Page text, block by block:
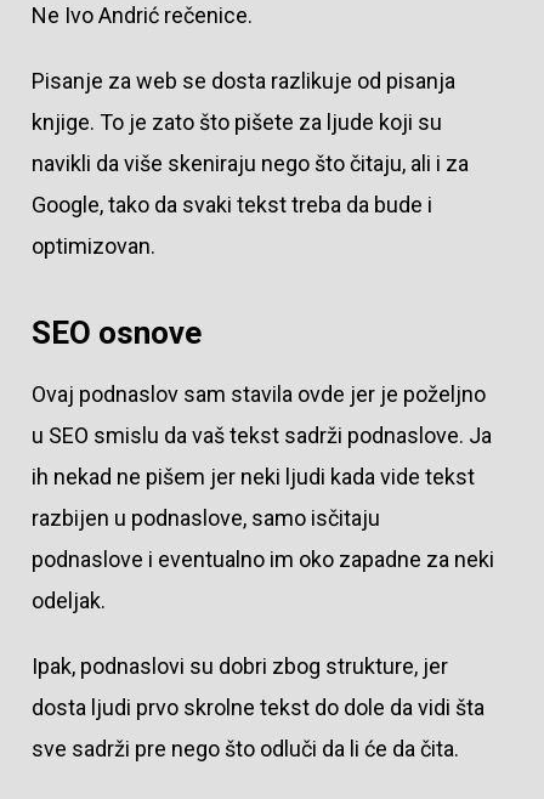
Ne Ivo Andrić rečenice.
Pisanje za web se dosta razlikuje od pisanja
knjige. To je zato što pišete za ljude koji su
navikli da više skeniraju nego što čitaju, ali i za
Google, tako da svaki tekst treba da bude i
optimizovan.
SEO osnove
Ovaj podnaslov sam stavila ovde jer je poželjno
u SEO smislu da vaš tekst sadrži podnaslove. Ja
ih nekad ne pišem jer neki ljudi kada vide tekst
razbijen u podnaslove, samo isčitaju
podnaslove i eventualno im oko zapadne za neki
odeljak.
Ipak, podnaslovi su dobri zbog strukture, jer
dosta ljudi prvo skrolne tekst do dole da vidi šta
sve sadrži pre nego što odluči da li će da čita.